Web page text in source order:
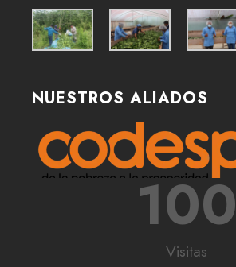
NUESTROS ALIADOS
Visitas
100